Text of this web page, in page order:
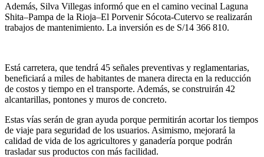
Además, Silva Villegas informó que en el camino vecinal Laguna
Shita–Pampa de la Rioja–El Porvenir Sócota-Cutervo se realizarán
trabajos de mantenimiento. La inversión es de S/14 366 810.
Está carretera, que tendrá 45 señales preventivas y reglamentarias,
beneficiará a miles de habitantes de manera directa en la reducción
de costos y tiempo en el transporte. Además, se construirán 42
alcantarillas, pontones y muros de concreto.
Estas vías serán de gran ayuda porque permitirán acortar los tiempos
de viaje para seguridad de los usuarios. Asimismo, mejorará la
calidad de vida de los agricultores y ganadería porque podrán
trasladar sus productos con más facilidad.